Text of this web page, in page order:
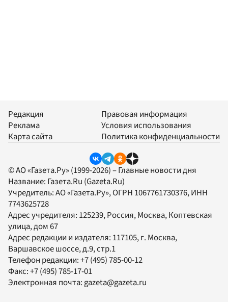
Редакция
Реклама
Карта сайта
Правовая информация
Условия использования
Политика конфиденциальности
© АО «Газета.Ру» (1999-2026) – Главные новости дня
Название: Газета.Ru (Gazeta.Ru)
Учредитель:АО «Газета.Ру», ОГРН 1067761730376, ИНН
7743625728
Адрес учредителя: 125239, Россия, Москва, Коптевская
улица, дом 67
Адрес редакции и издателя: 117105, г. Москва,
Варшавское шоссе, д.9, стр.1
Телефон редакции:+7 (495) 785-00-12
Факс:+7 (495) 785-17-01
Электронная почта:gazeta@gazeta.ru